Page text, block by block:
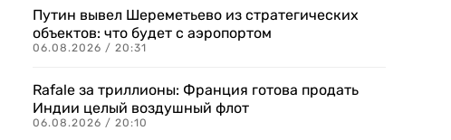
Путин вывел Шереметьево из стратегических
объектов: что будет с аэропортом
06.08.2026 / 20:31
Rafale за триллионы: Франция готова продать
Индии целый воздушный флот
06.08.2026 / 20:10